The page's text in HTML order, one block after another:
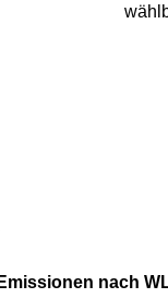
nach